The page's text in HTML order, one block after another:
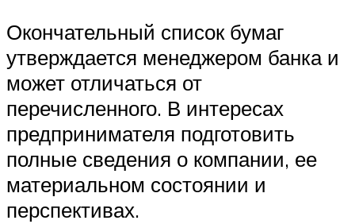
Окончательный список бумаг
утверждается менеджером банка и
может отличаться от
перечисленного. В интересах
предпринимателя подготовить
полные сведения о компании, ее
материальном состоянии и
перспективах.